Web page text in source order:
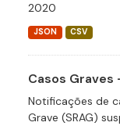
2020
JSON CSV
Casos Graves
Notificações de
Grave (SRAG)